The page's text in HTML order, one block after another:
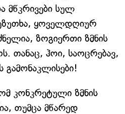
მწკრივები სულ
ყოველდღიურ
ზოგიერთი ზმნის
თანაც, ჰოი, საოცრებავ,
გამონაკლისები!
კონკრეტული ზმნის
თუმცა მწარედ